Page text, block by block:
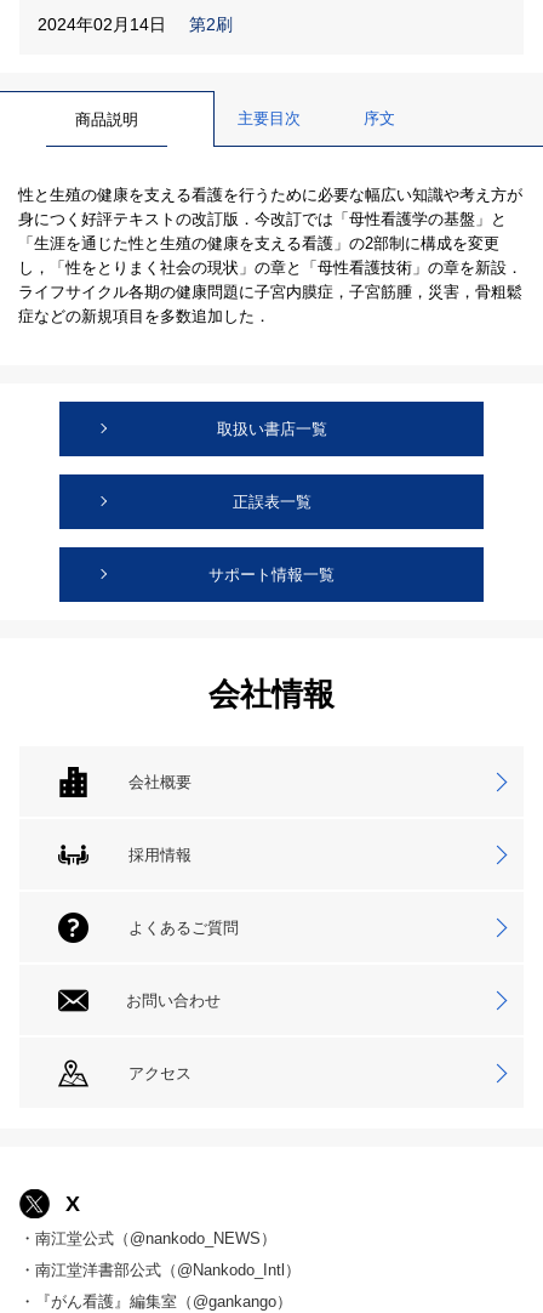
2024年02月14日 第2刷
商品説明 主要目次 序文
性と生殖の健康を支える看護を行うために必要な幅広い知識や考え方が
身につく好評テキストの改訂版．今改訂では「母性看護学の基盤」と
「生涯を通じた性と生殖の健康を支える看護」の2部制に構成を変更
し，「性をとりまく社会の現状」の章と「母性看護技術」の章を新設．
ライフサイクル各期の健康問題に子宮内膜症，子宮筋腫，災害，骨粗鬆
症などの新規項目を多数追加した．
取扱い書店一覧
正誤表一覧
サポート情報一覧
会社情報
会社概要
採用情報
よくあるご質問
お問い合わせ
アクセス
X
・南江堂公式（@nankodo_NEWS）
・南江堂洋書部公式（@Nankodo_Intl）
・『がん看護』編集室（@gankango）